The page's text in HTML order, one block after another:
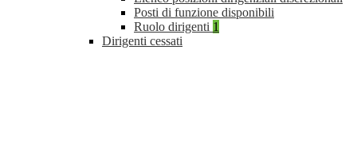
Posti di funzione disponibili
Ruolo dirigenti 1
Dirigenti cessati